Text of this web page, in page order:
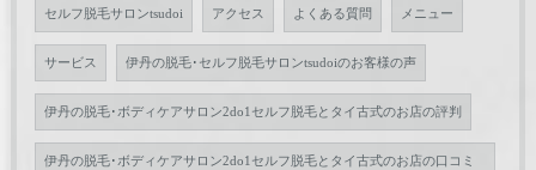
セルフ脱毛サロンtsudoi アクセス よくある質問 メニュー
サービス 伊丹の脱毛･セルフ脱毛サロンtsudoiのお客様の声
伊丹の脱毛･ボディケアサロン2do1セルフ脱毛とタイ古式のお店の評判
伊丹の脱毛･ボディケアサロン2do1セルフ脱毛とタイ古式のお店の口コミ